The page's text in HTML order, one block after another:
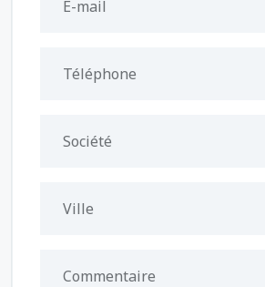
E-mail
Téléphone
Société
Ville
Commentaire